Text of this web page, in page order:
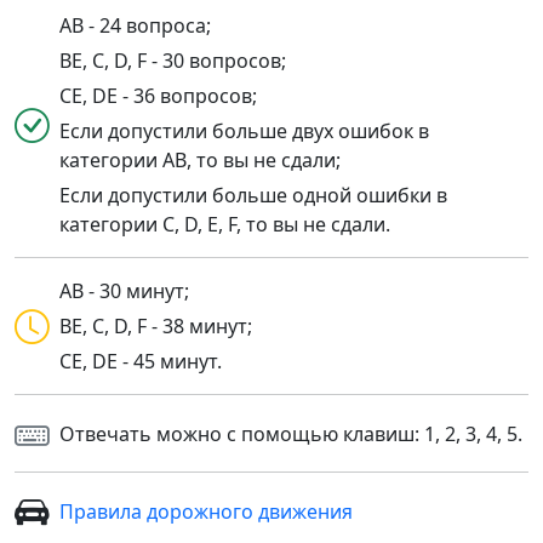
AB - 24 вопроса;
BE, C, D, F - 30 вопросов;
CE, DE - 36 вопросов;
Если допустили больше двух ошибок в
категории AB, то вы не сдали;
Если допустили больше одной ошибки в
категории C, D, E, F, то вы не сдали.
AB - 30 минут;
BE, C, D, F - 38 минут;
CE, DE - 45 минут.
Отвечать можно с помощью клавиш: 1, 2, 3, 4, 5.
Правила дорожного движения